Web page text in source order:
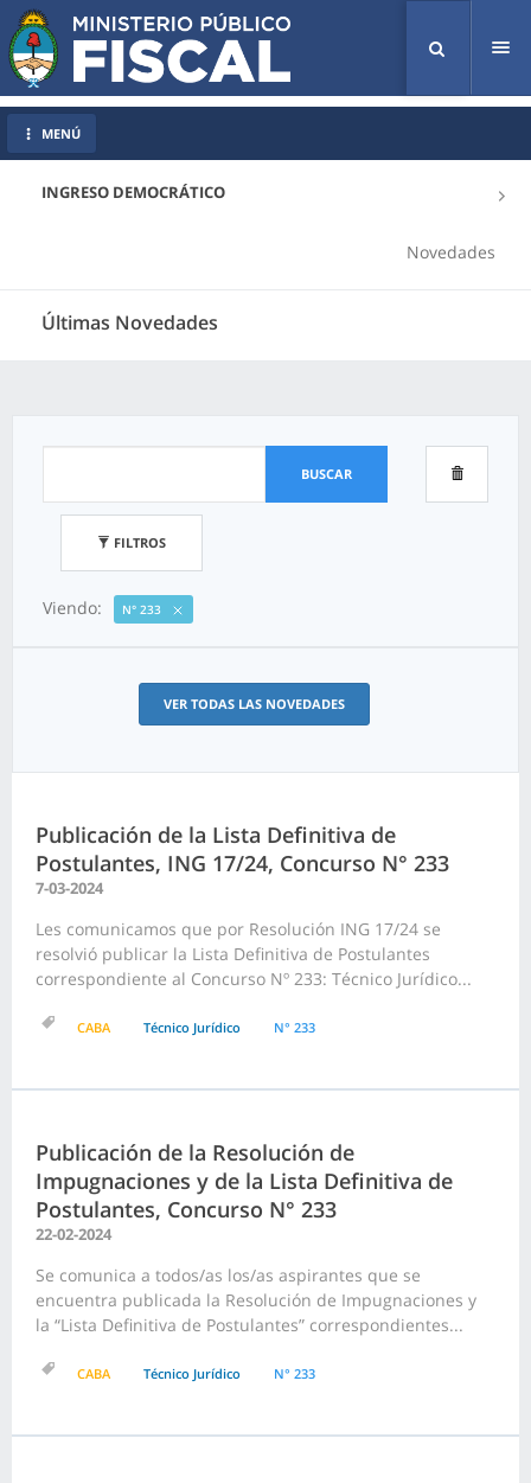
INGRESO DEMOCRÁTICO
Novedades
Últimas Novedades
MENÚ
BUSCAR
FILTROS
Viendo: N° 233
VER TODAS LAS NOVEDADES
Publicación de la Lista Definitiva de
Postulantes, ING 17/24, Concurso N° 233
7-03-2024
Les comunicamos que por Resolución ING 17/24 se
resolvió publicar la Lista Definitiva de Postulantes
correspondiente al Concurso Nº 233: Técnico Jurídico...
CABA Técnico Jurídico N° 233
Publicación de la Resolución de
Impugnaciones y de la Lista Definitiva de
Postulantes, Concurso N° 233
22-02-2024
Se comunica a todos/as los/as aspirantes que se
encuentra publicada la Resolución de Impugnaciones y
la “Lista Definitiva de Postulantes” correspondientes...
CABA Técnico Jurídico N° 233